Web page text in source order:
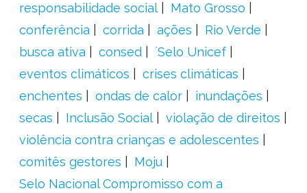
responsabilidade social
Mato Grosso
conferência
corrida ações
Rio Verde
busca ativa
consed
´Selo Unicef
eventos climáticos
crises climáticas
enchentes
ondas de calor
inundações
secas
Inclusão Social
violação de direitos
violência contra crianças e adolescentes
comitês gestores
Moju
Selo Nacional Compromisso com a